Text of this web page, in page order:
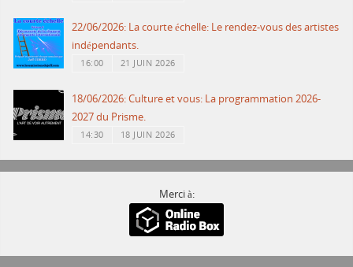
22/06/2026: La courte échelle: Le rendez-vous des artistes
indépendants.
16:00 21 JUIN 2026
18/06/2026: Culture et vous: La programmation 2026-
2027 du Prisme.
14:30 18 JUIN 2026
Merci à: